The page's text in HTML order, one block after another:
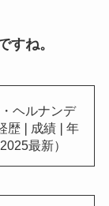
すね。
ヘルナンデ
歴❘成績❘年
最新）